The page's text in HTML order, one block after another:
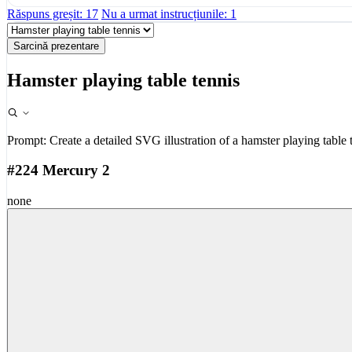
Răspuns greșit: 17 Nu a urmat instrucțiunile: 1
Sarcină prezentare
Hamster playing table tennis
Prompt: Create a detailed SVG illustration of a hamster playing table
#224 Mercury 2
none